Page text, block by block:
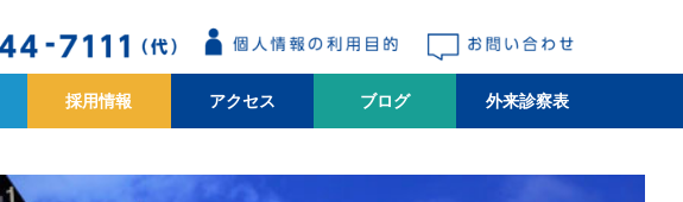
採用情報 アクセス ブログ 外来診察表